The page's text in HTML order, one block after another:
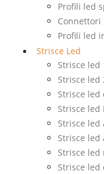
Profili led
Connettori
Profili led
Strisce Led
Strisce led
Strisce led
Strisce
Strisce led
Strisce
Strisce led
Strisce led
Strisce led